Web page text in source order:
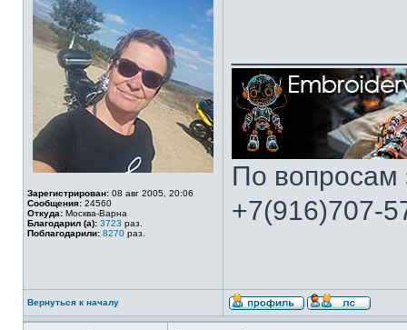
Зарегистрирован: 08 авг 2005, 20:06
Сообщения: 24560
Откуда: Москва-Варна
Благодарил (а): 3723 раз.
Поблагодарили: 8270 раз.
По вопросам
+7(916)707-
Вернуться к началу